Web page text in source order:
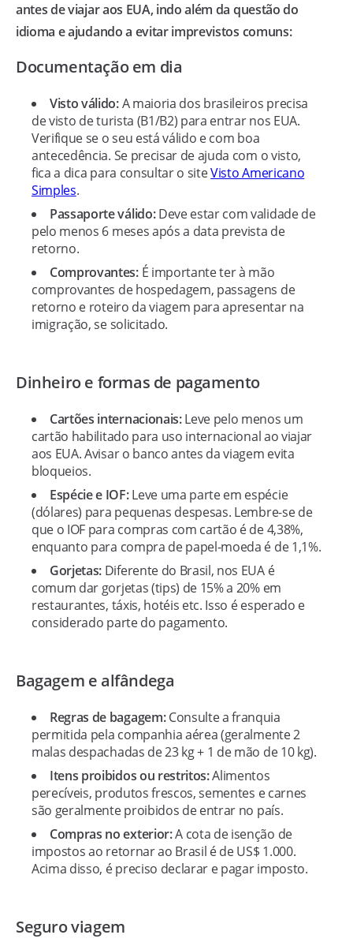
antes de viajar aos EUA, indo além da questão do
idioma e ajudando a evitar imprevistos comuns:
Documentação em dia
Visto válido:A maioria dos brasileiros precisa
de visto de turista (B1/B2) para entrar nos EUA.
Verifique se o seu está válido e com boa
antecedência. Se precisar de ajuda com o visto,
fica a dica para consultar o siteVisto Americano
Simples.
Passaporte válido:Deve estar com validade de
pelo menos 6 meses após a data prevista de
retorno.
Comprovantes:É importante ter à mão
comprovantes de hospedagem, passagens de
retorno e roteiro da viagem para apresentar na
imigração, se solicitado.
Dinheiro e formas de pagamento
Cartões internacionais:Leve pelo menos um
cartão habilitado para uso internacional ao viajar
aos EUA. Avisar o banco antes da viagem evita
bloqueios.
Espécie e IOF:Leve uma parte em espécie
(dólares) para pequenas despesas. Lembre-se de
que o IOF para compras com cartão é de 4,38%,
enquanto para compra de papel-moeda é de 1,1%.
Gorjetas: Diferente do Brasil, nos EUA é
comum dar gorjetas (tips) de 15% a 20% em
restaurantes, táxis, hotéis etc. Isso é esperado e
considerado parte do pagamento.
Bagagem e alfândega
Regras de bagagem:Consulte a franquia
permitida pela companhia aérea (geralmente 2
malas despachadas de 23 kg + 1 de mão de 10 kg).
Itens proibidos ou restritos:Alimentos
perecíveis, produtos frescos, sementes e carnes
são geralmente proibidos de entrar no país.
Compras no exterior:A cota de isenção de
impostos ao retornar ao Brasil é de US$ 1.000.
Acima disso, é preciso declarar e pagar imposto.
Seguro viagem